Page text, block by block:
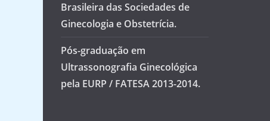
Brasileira das Sociedades de
Ginecologia e Obstetrícia.
Pós-graduação em
Ultrassonografia Ginecológica
pela EURP / FATESA 2013-2014.